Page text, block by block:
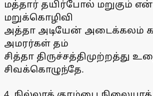
மத்தார் தயிர்போல் மறுகும்
மறுக்கொழிவி
அத்தா அடியேன் அடைக்கலம்
அமரர்கள் தம்
சித்தா திருச்சத்திமுற்றத்து
சிவக்கொழுந்தே.